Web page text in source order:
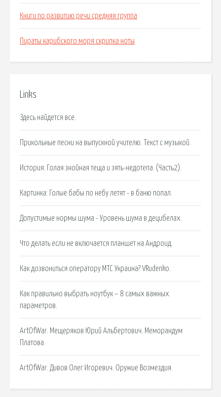
Книги по развитию речи средняя группа
Пираты карибского моря скрипка ноты
Links
Здесь найдется все.
Прикольные песни на выпускной учителю. Текст с музыкой.
История: Голая знойная теща и зять-недотепа. (Часть2).
Картинка: Голые бабы по небу летят - в баню попал.
Допустимые нормы шума - Уровень шума в децибелах.
Что делать если не включается планшет на Андроид.
Как дозвониться оператору МТС Украина? VRudenko.
Как правильно выбрать ноутбук – 8 самых важных
параметров.
ArtOfWar. Мещеряков Юрий Альбертович. Меморандум
Платова.
ArtOfWar. Дивов Олег Игоревич. Оружие Возмездия.